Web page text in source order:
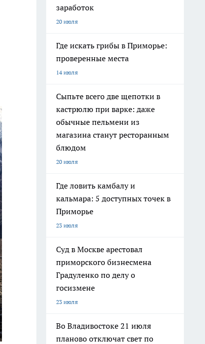
заработок
20 июля
Где искать грибы в Приморье:
проверенные места
14 июля
Сыпьте всего две щепотки в
кастрюлю при варке: даже
обычные пельмени из
магазина станут ресторанным
блюдом
20 июля
Где ловить камбалу и
кальмара: 5 доступных точек в
Приморье
23 июля
Суд в Москве арестовал
приморского бизнесмена
Градуленко по делу о
госизмене
23 июля
Во Владивостоке 21 июля
планово отключат свет по